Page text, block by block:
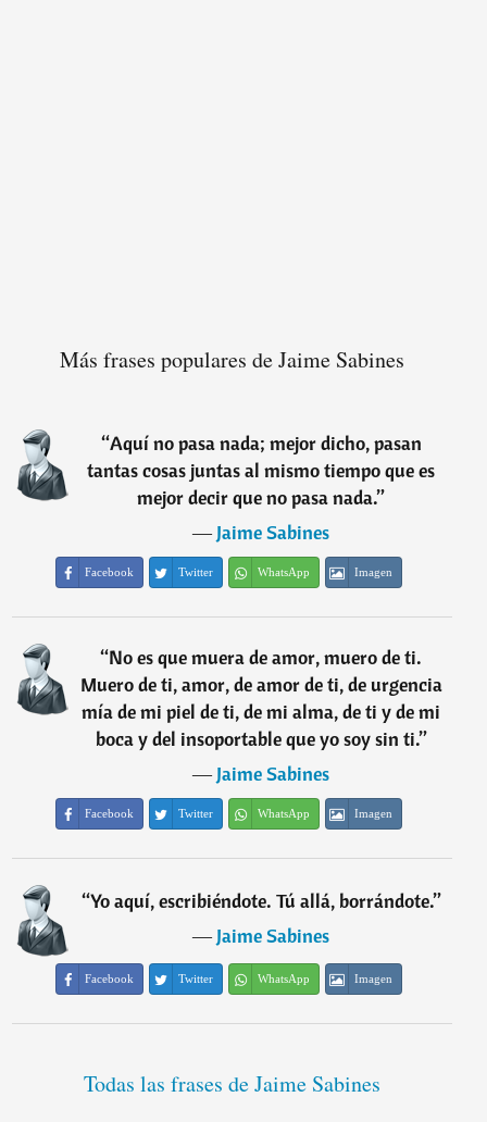
Más frases populares de Jaime Sabines
“Aquí no pasa nada; mejor dicho, pasan
tantas cosas juntas al mismo tiempo que es
mejor decir que no pasa nada.”
―Jaime Sabines
Facebook Twitter WhatsApp Imagen
“No es que muera de amor, muero de ti.
Muero de ti, amor, de amor de ti, de urgencia
mía de mi piel de ti, de mi alma, de ti y de mi
boca y del insoportable que yo soy sin ti.”
―Jaime Sabines
Facebook Twitter WhatsApp Imagen
“Yo aquí, escribiéndote. Tú allá, borrándote.”
―Jaime Sabines
Facebook Twitter WhatsApp Imagen
Todas las frases de Jaime Sabines